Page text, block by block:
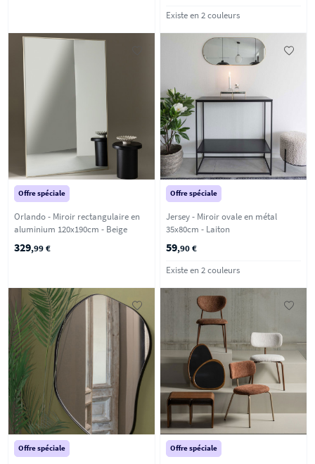
Existe en 2 couleurs
Offre spéciale
Orlando - Miroir rectangulaire en
aluminium 120x190cm - Beige
329,99 €
Offre spéciale
Jersey - Miroir ovale en métal
35x80cm - Laiton
59,90 €
Existe en 2 couleurs
Offre spéciale Offre spéciale